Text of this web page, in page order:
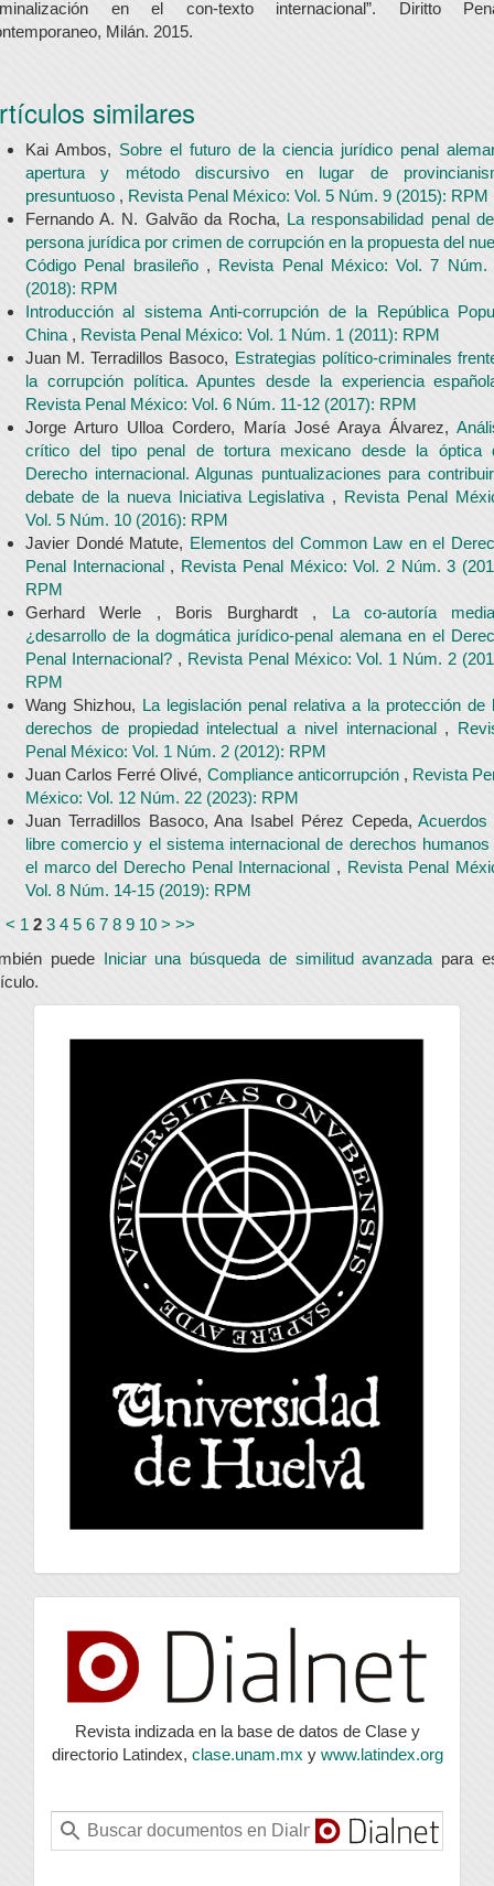
en el con-texto internacional”. Diritto
Milán. 2015.
similares
Kai Ambos, Sobre el futuro de la ciencia jurídico penal
apertura y método discursivo en lugar de
presuntuoso , Revista Penal México: Vol. 5 Núm. 9 (2015): RPM
Fernando A. N. Galvão da Rocha, La responsabilidad penal
persona jurídica por crimen de corrupción en la propuesta del
Código Penal brasileño , Revista Penal México: Vol. 7 Núm.
(2018): RPM
Introducción al sistema Anti-corrupción de la República
China , Revista Penal México: Vol. 1 Núm. 1 (2011): RPM
Juan M. Terradillos Basoco, Estrategias político-criminales
la corrupción política. Apuntes desde la experiencia
Revista Penal México: Vol. 6 Núm. 11-12 (2017): RPM
Jorge Arturo Ulloa Cordero, María José Araya Álvarez,
crítico del tipo penal de tortura mexicano desde la óptica
Derecho internacional. Algunas puntualizaciones para
debate de la nueva Iniciativa Legislativa , Revista Penal
Vol. 5 Núm. 10 (2016): RPM
Javier Dondé Matute, Elementos del Common Law en el
Penal Internacional , Revista Penal México: Vol. 2 Núm. 3
RPM
Gerhard Werle , Boris Burghardt , La co-autoría
¿desarrollo de la dogmática jurídico-penal alemana en el
Penal Internacional? , Revista Penal México: Vol. 1 Núm. 2
RPM
Wang Shizhou, La legislación penal relativa a la protección de
derechos de propiedad intelectual a nivel internacional ,
Penal México: Vol. 1 Núm. 2 (2012): RPM
Juan Carlos Ferré Olivé, Compliance anticorrupción , Revista
México: Vol. 12 Núm. 22 (2023): RPM
Juan Terradillos Basoco, Ana Isabel Pérez Cepeda,Acuerdos
libre comercio y el sistema internacional de derechos humanos
el marco del Derecho Penal Internacional , Revista Penal
Vol. 8 Núm. 14-15 (2019): RPM
< 1 2 3 4 5 6 7 8 9 10 > >>
puede Iniciar una búsqueda de similitud avanzada para
universidad
index
Revista indizada en la base de datos de Clase y
directorio Latindex, clase.unam.mx y www.latindex.org